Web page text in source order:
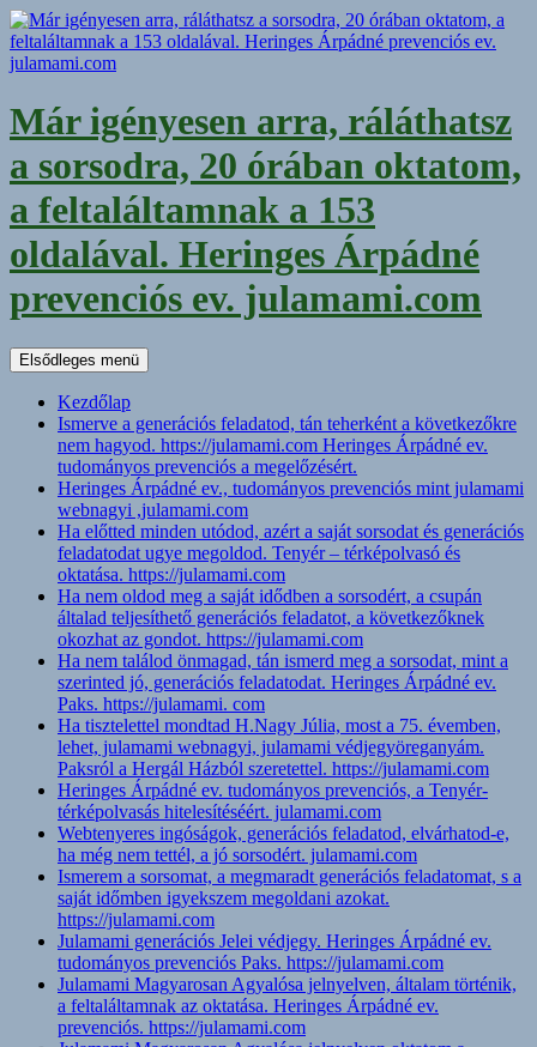
Kilépés
a
tartalomba
Már igényesen arra, ráláthatsz
a sorsodra, 20 órában oktatom,
a feltaláltamnak a 153
oldalával. Heringes Árpádné
prevenciós ev. julamami.com
Keresés
Elsődleges menü
Kezdőlap
Ismerve a generációs feladatod, tán teherként a következőkre
nem hagyod. https://julamami.com Heringes Árpádné ev.
tudományos prevenciós a megelőzésért.
Heringes Árpádné ev., tudományos prevenciós mint julamami
webnagyi ,julamami.com
Ha előtted minden utódod, azért a saját sorsodat és generációs
feladatodat ugye megoldod. Tenyér – térképolvasó és
oktatása. https://julamami.com
Ha nem oldod meg a saját idődben a sorsodért, a csupán
általad teljesíthető generációs feladatot, a következőknek
okozhat az gondot. https://julamami.com
Ha nem találod önmagad, tán ismerd meg a sorsodat, mint a
szerinted jó, generációs feladatodat. Heringes Árpádné ev.
Paks. https://julamami. com
Ha tisztelettel mondtad H.Nagy Júlia, most a 75. évemben,
lehet, julamami webnagyi, julamami védjegyöreganyám.
Paksról a Hergál Házból szeretettel. https://julamami.com
Heringes Árpádné ev. tudományos prevenciós, a Tenyér-
térképolvasás hitelesítéséért. julamami.com
Webtenyeres ingóságok, generációs feladatod, elvárhatod-e,
ha még nem tettél, a jó sorsodért. julamami.com
Ismerem a sorsomat, a megmaradt generációs feladatomat, s a
saját időmben igyekszem megoldani azokat.
https://julamami.com
Julamami generációs Jelei védjegy. Heringes Árpádné ev.
tudományos prevenciós Paks. https://julamami.com
Julamami Magyarosan Agyalósa jelnyelven, általam történik,
a feltaláltamnak az oktatása. Heringes Árpádné ev.
prevenciós. https://julamami.com